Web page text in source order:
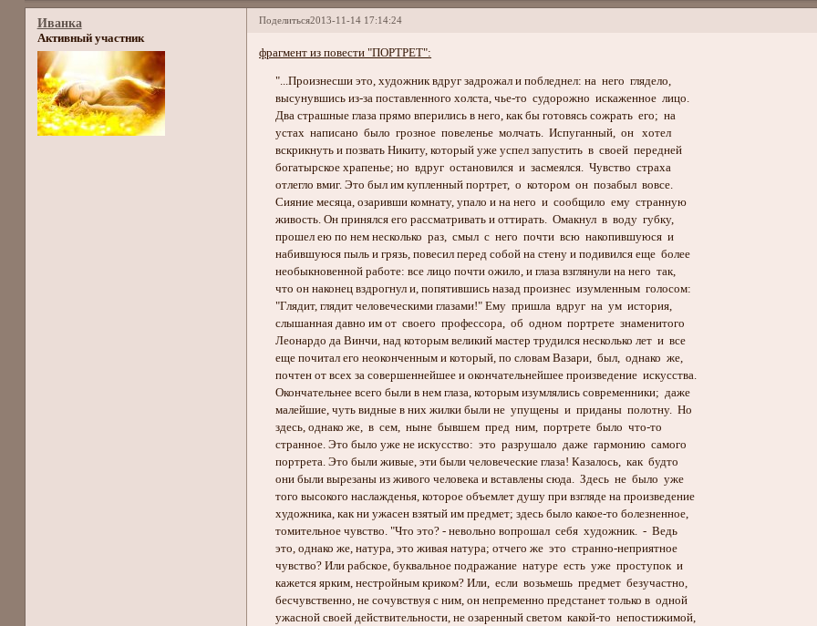
Поделиться2013-11-14 17:14:24
Иванка
Активный участник
фрагмент из повести "ПОРТРЕТ":
"...Произнесши это, художник вдруг задрожал и побледнел: на него глядело,
высунувшись из-за поставленного холста, чье-то судорожно искаженное лицо.
Два страшные глаза прямо вперились в него, как бы готовясь сожрать его; на
устах написано было грозное повеленье молчать. Испуганный, он хотел
вскрикнуть и позвать Никиту, который уже успел запустить в своей передней
богатырское храпенье; но вдруг остановился и засмеялся. Чувство страха
отлегло вмиг. Это был им купленный портрет, о котором он позабыл вовсе.
Сияние месяца, озаривши комнату, упало и на него и сообщило ему странную
живость. Он принялся его рассматривать и оттирать. Омакнул в воду губку,
прошел ею по нем несколько раз, смыл с него почти всю накопившуюся и
набившуюся пыль и грязь, повесил перед собой на стену и подивился еще более
необыкновенной работе: все лицо почти ожило, и глаза взглянули на него так,
что он наконец вздрогнул и, попятившись назад произнес изумленным голосом:
"Глядит, глядит человеческими глазами!" Ему пришла вдруг на ум история,
слышанная давно им от своего профессора, об одном портрете знаменитого
Леонардо да Винчи, над которым великий мастер трудился несколько лет и все
еще почитал его неоконченным и который, по словам Вазари, был, однако же,
почтен от всех за совершеннейшее и окончательнейшее произведение искусства.
Окончательнее всего были в нем глаза, которым изумлялись современники; даже
малейшие, чуть видные в них жилки были не упущены и приданы полотну. Но
здесь, однако же, в сем, ныне бывшем пред ним, портрете было что-то
странное. Это было уже не искусство: это разрушало даже гармонию самого
портрета. Это были живые, эти были человеческие глаза! Казалось, как будто
они были вырезаны из живого человека и вставлены сюда. Здесь не было уже
того высокого наслажденья, которое объемлет душу при взгляде на произведение
художника, как ни ужасен взятый им предмет; здесь было какое-то болезненное,
томительное чувство. "Что это? - невольно вопрошал себя художник. - Ведь
это, однако же, натура, это живая натура; отчего же это странно-неприятное
чувство? Или рабское, буквальное подражание натуре есть уже проступок и
кажется ярким, нестройным криком? Или, если возьмешь предмет безучастно,
бесчувственно, не сочувствуя с ним, он непременно предстанет только в одной
ужасной своей действительности, не озаренный светом какой-то непостижимой,